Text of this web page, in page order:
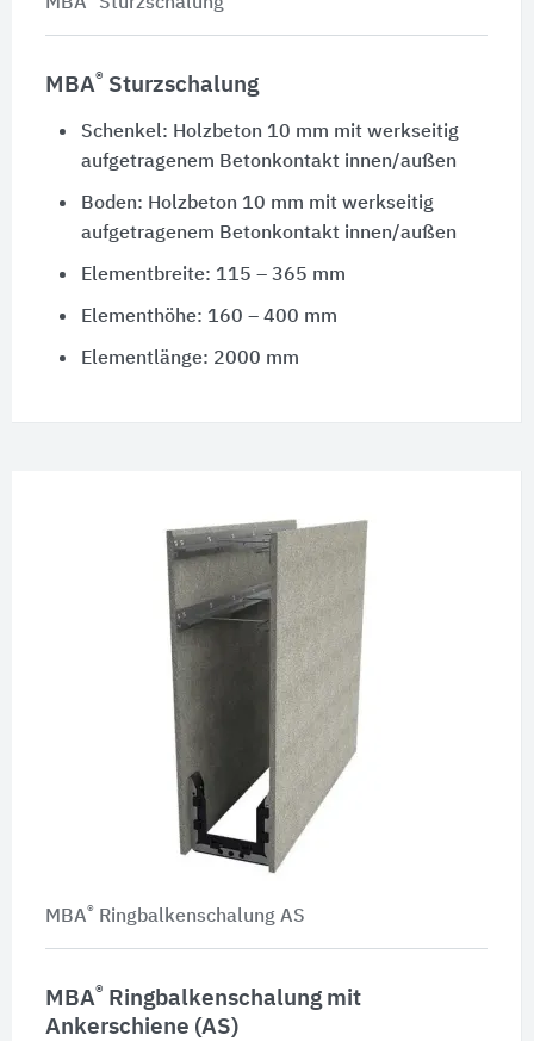
MBA Sturzschalung
MBA® Sturzschalung
Schenkel: Holzbeton 10 mm mit werkseitig
aufgetragenem Betonkontakt innen/außen
Boden: Holzbeton 10 mm mit werkseitig
aufgetragenem Betonkontakt innen/außen
Elementbreite: 115 – 365 mm
Elementhöhe: 160 – 400 mm
Elementlänge: 2000 mm
MBA® Ringbalkenschalung AS
MBA®
Ringbalkenschalung mit
Ankerschiene (AS)